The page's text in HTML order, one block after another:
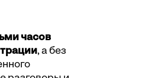
часов
, а без